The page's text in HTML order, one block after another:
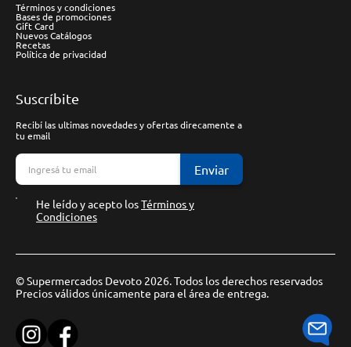
Términos y condiciones
Bases de promociones
Gift Card
Nuevos Catálogos
Recetas
Política de privacidad
Suscríbite
Recibí las ultimas novedades y ofertas direcamente a
tu email
Enviar
He leído y acepto losTérminos y
Condiciones
© Supermercados Devoto 2026. Todos los derechos reservados
Precios válidos únicamente para el área de entrega.